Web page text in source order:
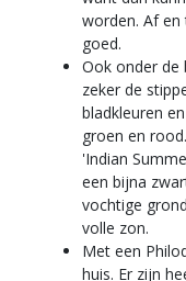
worden. Af
goed.
Ook onder de
zeker de
bladkleuren
groen en
'Indian
een bijna
vochtige
volle zon.
Met een
huis. Er zijn